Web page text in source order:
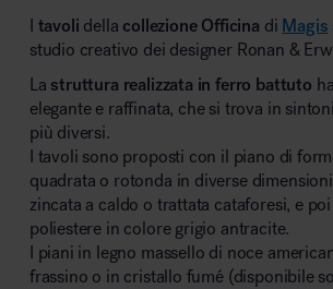
tavoli della collezione Officina di Magis
studio creativo dei designer Ronan &
La struttura realizzata in ferro battuto
elegante e raffinata, che si trova in
più diversi.
I tavoli sono proposti con il piano di
quadrata o rotonda in diverse
zincata a caldo o trattata cataforesi, e
poliestere in colore grigio antracite.
I piani in legno massello di noce
frassino o in cristallo fumé (disponibile